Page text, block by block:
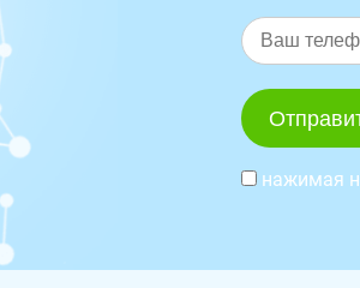
нажимая